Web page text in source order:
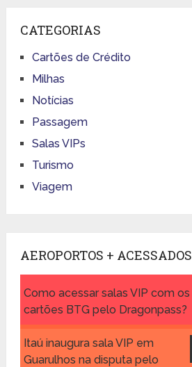
CATEGORIAS
Cartões de Crédito
Milhas
Notícias
Passagem
Salas VIPs
Turismo
Viagem
AEROPORTOS + ACESSADOS
Como acessar salas VIP com os
cartões BTG pelo Dragonpass?
Itaú inaugura sala VIP em
Guarulhos na disputa pelo